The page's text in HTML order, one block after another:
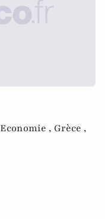
Economie , Grèce ,